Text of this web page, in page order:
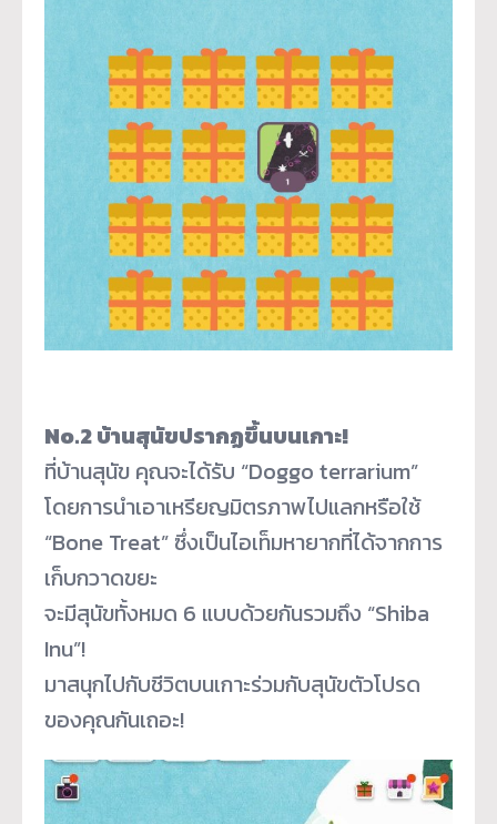
No.2 บ้านสุนัขปรากฏขึ้นบนเกาะ!
ที่บ้านสุนัข คุณจะได้รับ “Doggo terrarium”
โดยการนำเอาเหรียญมิตรภาพไปแลกหรือใช้
“Bone Treat” ซึ่งเป็นไอเท็มหายากที่ได้จากการ
เก็บกวาดขยะ
จะมีสุนัขทั้งหมด 6 แบบด้วยกันรวมถึง “Shiba
Inu”!
มาสนุกไปกับชีวิตบนเกาะร่วมกับสุนัขตัวโปรด
ของคุณกันเถอะ!